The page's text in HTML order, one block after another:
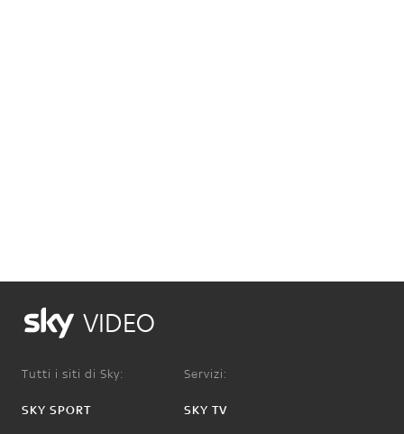
VIDEO
Tutti i siti di Sky:
SKY SPORT
Servizi:
SKY TV